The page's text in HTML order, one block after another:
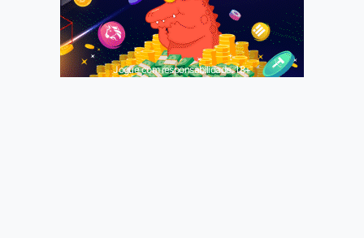
Jogue com responsabilidade. 18+